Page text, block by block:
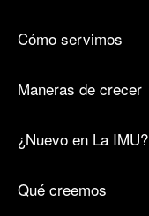
Cómo servimos
Maneras de crecer
¿Nuevo en La IMU?
Qué creemos